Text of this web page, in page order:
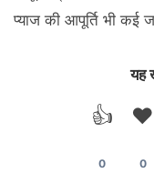
प्याज की आपूर्ति भी कई
यह
👍
0
❤️
0